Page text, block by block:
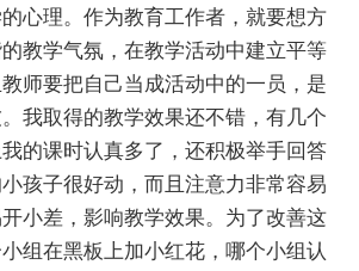
心理。作为教育工作者，就要想方
教学气氛，在教学活动中建立平等
师要把自己当成活动中的一员，是
我取得的教学效果还不错，有几个
的课时认真多了，还积极举手回答
孩子很好动，而且注意力非常容易
小差，影响教学效果。为了改善这
组在黑板上加小红花，哪个小组认